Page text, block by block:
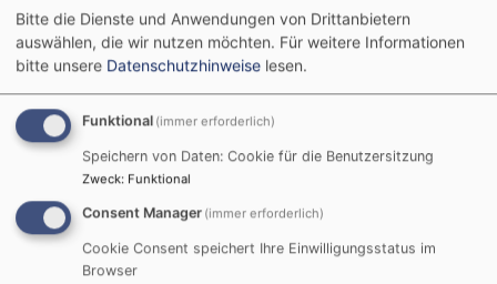
Gochsheim Evang.-Luth. Kirche St. Michael Gochsheim
Bitte die Dienste und Anwendungen von Drittanbietern
auswählen, die wir nutzen möchten. Für weitere Informationen
bitte unsere Datenschutzhinweise lesen.
Funktional (immer erforderlich)
Speichern von Daten: Cookie für die Benutzersitzung
Zweck: Funktional
Consent Manager (immer erforderlich)
Cookie Consent speichert Ihre Einwilligungsstatus im
Browser